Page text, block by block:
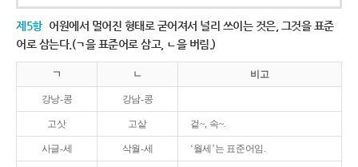
제5항 어원에서 멀어진 형태로 굳어져서 널리 쓰이는 것은, 그것을 표준
어로 삼는다.(ㄱ을 표준어로 삼고, ㄴ을 버림.)
ㄱ ㄴ 비고
강낭-콩 강남-콩
고삿 고샅 겉~, 속~.
사글-세 삭월-세 ‘월세’는 표준어임.